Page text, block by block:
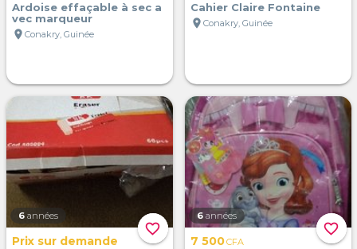
Ardoise effaçable à sec a
vec marqueur
location_on Conakry, Guinée
Cahier Claire Fontaine
location_on Conakry, Guinée
favorite_border
6 années
Prix sur demande
favorite_border
6 années
7 500CFA